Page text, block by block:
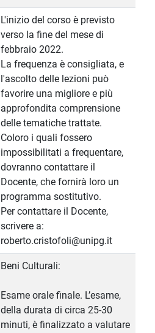
L'inizio del corso è previsto
verso la fine del mese di
febbraio 2022.
La frequenza è consigliata, e
l'ascolto delle lezioni può
favorire una migliore e più
approfondita comprensione
delle tematiche trattate.
Coloro i quali fossero
impossibilitati a frequentare,
dovranno contattare il
Docente, che fornirà loro un
programma sostitutivo.
Per contattare il Docente,
scrivere a:
roberto.cristofoli@unipg.it
Beni Culturali:
Esame orale finale. L’esame,
della durata di circa 25-30
minuti, è finalizzato a valutare